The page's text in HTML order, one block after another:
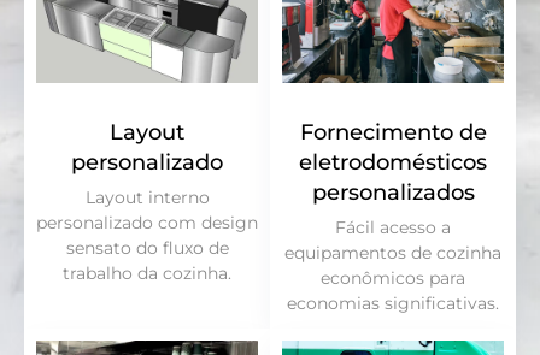
Layout
personalizado
Layout interno
personalizado com design
sensato do fluxo de
trabalho da cozinha.
Fornecimento de
eletrodomésticos
personalizados
Fácil acesso a
equipamentos de cozinha
econômicos para
economias significativas.